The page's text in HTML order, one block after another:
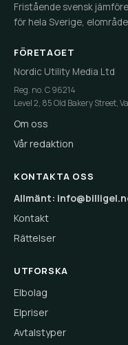
Fristående svensk
för hela Sverige,
FÖRETAGET
Nordic Utility Media Ltd
Reg. no. C 96214
Level 2, 85 Old Bakery Street,
Om oss
Vår redaktion
KONTAKTA OSS
Allmänt:
Kontakt
Rättelser
UTFORSKA
Elbolag
Elpriser
Avtalstyper